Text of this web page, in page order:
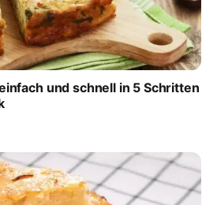
und schnell in 5 Schritten